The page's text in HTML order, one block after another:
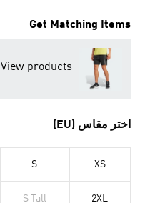
Get Matching Items
View products
اختر مقاس (EU)
XS
S
2XL
S Tall